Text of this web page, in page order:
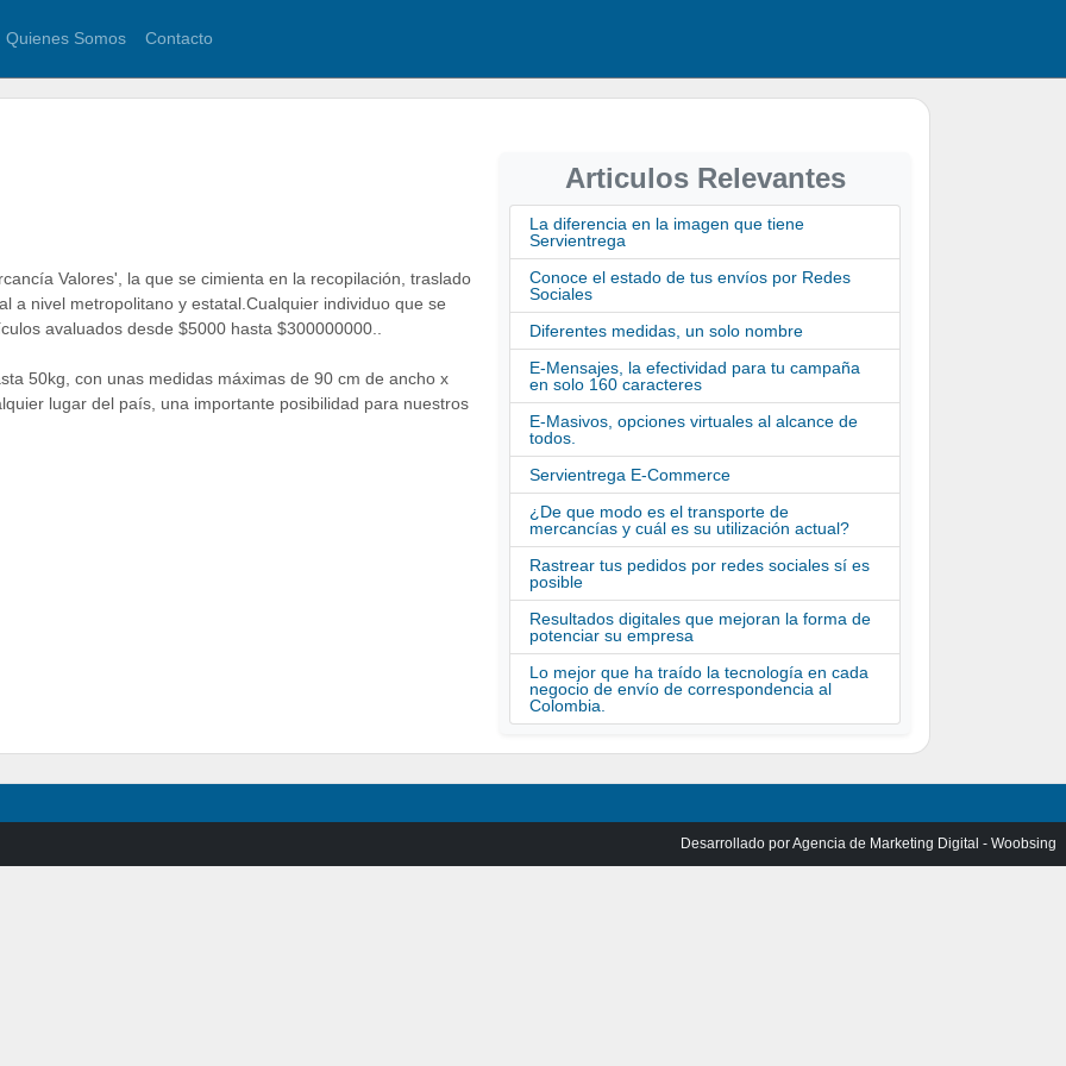
Quienes Somos Contacto
Valores', la que se cimienta en la recopilación, traslado
a nivel metropolitano y estatal.Cualquier individuo que se
avaluados desde $5000 hasta $300000000..
50kg, con unas medidas máximas de 90 cm de ancho x
lugar del país, una importante posibilidad para nuestros
Articulos Relevantes
La diferencia en la imagen que tiene
Servientrega
Conoce el estado de tus envíos por Redes
Sociales
Diferentes medidas, un solo nombre
E-Mensajes, la efectividad para tu campaña
en solo 160 caracteres
E-Masivos, opciones virtuales al alcance de
todos.
Servientrega E-Commerce
¿De que modo es el transporte de
mercancías y cuál es su utilización actual?
Rastrear tus pedidos por redes sociales sí es
posible
Resultados digitales que mejoran la forma de
potenciar su empresa
Lo mejor que ha traído la tecnología en cada
negocio de envío de correspondencia al
Colombia.
Desarrollado porAgencia de Marketing Digital - Woobsing